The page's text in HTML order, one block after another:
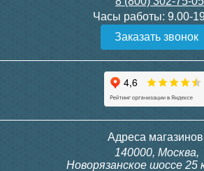
Конвектор ITT.080.200.1000
с решеткой GRILL.SGW-20-
с
Подробнее
11,
Часы работы: 9.00-
Заказать звонок
Адреса
140000, Москва,
Новорязанское шоссе 25